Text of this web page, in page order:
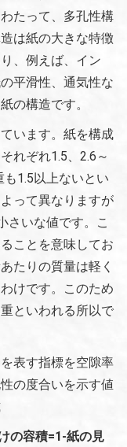
たって、多孔性構
は紙の大きな特徴
、例えば、イン
平滑性、通気性な
の構造です。
います。紙を構成
れぞれ1.5、2.6～
1.5以上ないとい
って異なりますが
さいな値です。こ
ことを意味してお
たりの質量は軽く
けです。このため
といわれる所以で
表す指標を空隙率
の度合いを示す値
の容積=1-紙の見